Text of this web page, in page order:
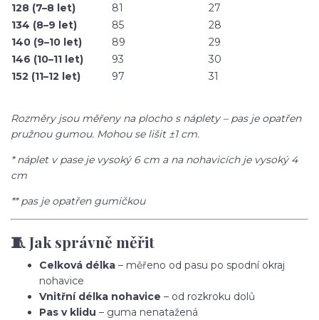
128 (7–8 let)
81
27
134 (8–9 let)
85
28
140 (9–10 let)
89
29
146 (10–11 let)
93
30
152 (11–12 let)
97 31
Rozměry jsou měřeny na plocho s náplety – pas je opatřen
pružnou gumou. Mohou se lišit ±1 cm.
* náplet v pase je vysoký 6 cm a na nohavicích je vysoký 4
cm
** pas je opatřen gumičkou
🧵 Jak správně měřit
Celková délka – měřeno od pasu po spodní okraj
nohavice
Vnitřní délka nohavice – od rozkroku dolů
Pas v klidu – guma nenatažená